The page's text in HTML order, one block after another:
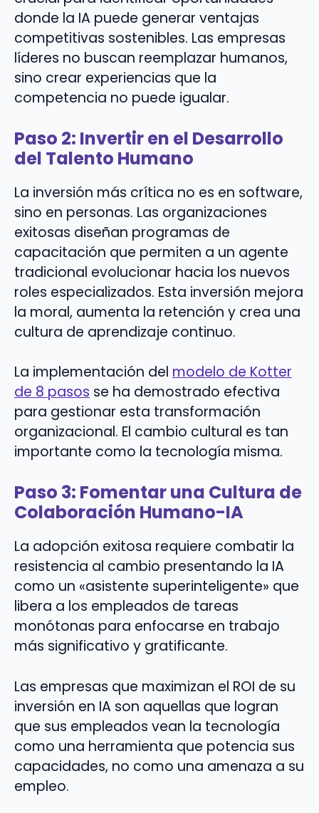
donde la IA puede generar ventajas
competitivas sostenibles. Las empresas
líderes no buscan reemplazar humanos,
sino crear experiencias que la
competencia no puede igualar.
Paso 2: Invertir en el Desarrollo
del Talento Humano
La inversión más crítica no es en software,
sino en personas. Las organizaciones
exitosas diseñan programas de
capacitación que permiten a un agente
tradicional evolucionar hacia los nuevos
roles especializados. Esta inversión mejora
la moral, aumenta la retención y crea una
cultura de aprendizaje continuo.
La implementación del modelo de Kotter
de 8 pasos se ha demostrado efectiva
para gestionar esta transformación
organizacional. El cambio cultural es tan
importante como la tecnología misma.
Paso 3: Fomentar una Cultura de
Colaboración Humano-IA
La adopción exitosa requiere combatir la
resistencia al cambio presentando la IA
como un «asistente superinteligente» que
libera a los empleados de tareas
monótonas para enfocarse en trabajo
más significativo y gratificante.
Las empresas que maximizan el ROI de su
inversión en IA son aquellas que logran
que sus empleados vean la tecnología
como una herramienta que potencia sus
capacidades, no como una amenaza a su
empleo.